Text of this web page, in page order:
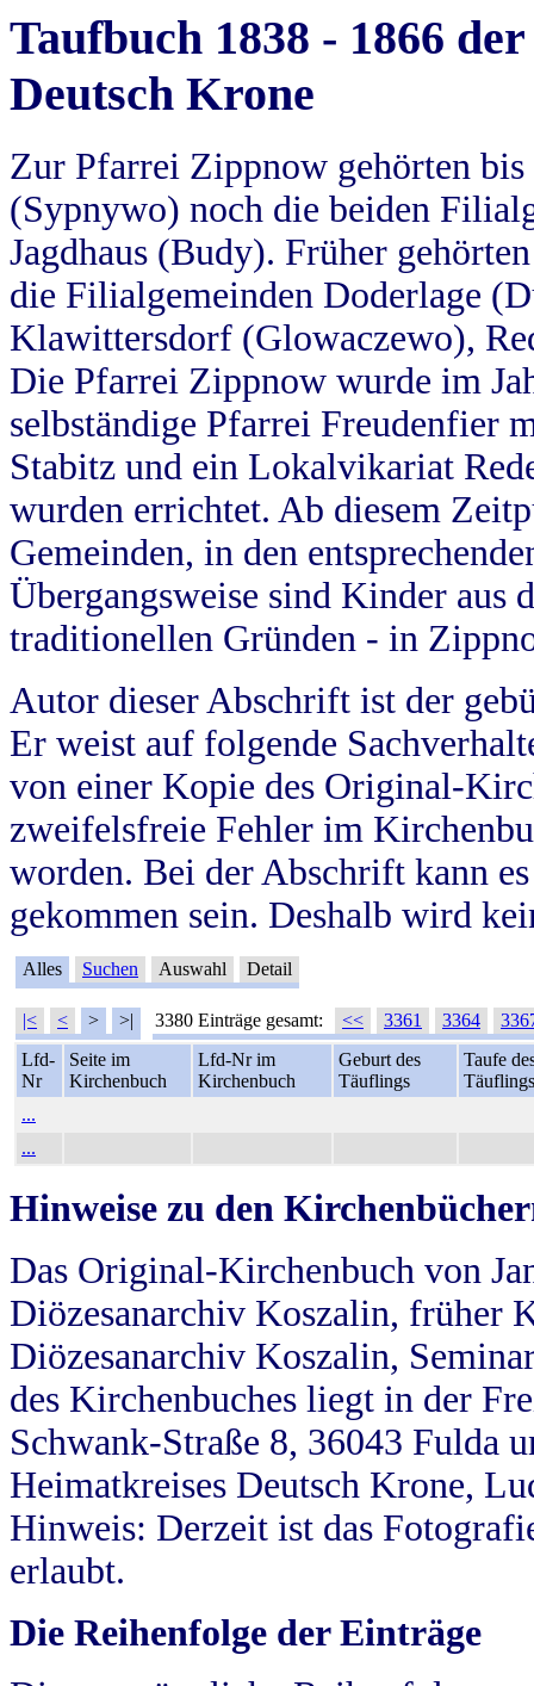
Taufbuch 1838 - 1866
Deutsch Krone
Zur Pfarrei Zippnow gehörten
(Sypnywo) noch die beiden
Jagdhaus (Budy). Früher
die Filialgemeinden Doderlage
Klawittersdorf (Glowaczewo),
Die Pfarrei Zippnow wurde im
selbständige Pfarrei Freudenfier
Stabitz und ein Lokalvikariat
wurden errichtet. Ab diesem
Gemeinden, in den
Übergangsweise sind Kinder aus
traditionellen Gründen - in
Autor dieser Abschrift ist der
Er weist auf folgende
von einer Kopie des Original-
zweifelsfreie Fehler im
worden. Bei der Abschrift kann
gekommen sein. Deshalb wird
Alles Suchen Auswahl Detail
|< < > >| 3380 Einträge gesamt: << 3361 3364
Lfd-
Nr
Seite im
Kirchenbuch
Lfd-Nr im
Kirchenbuch
Geburt des
Täuflings
Taufe
Täuflings
...
...
Hinweise zu den
Das Original-Kirchenbuch von
Diözesanarchiv Koszalin, früher
Diözesanarchiv Koszalin,
des Kirchenbuches liegt in der
Schwank-Straße 8, 36043 Fulda
Heimatkreises Deutsch Krone,
Hinweis: Derzeit ist das
erlaubt.
Die Reihenfolge der Einträge